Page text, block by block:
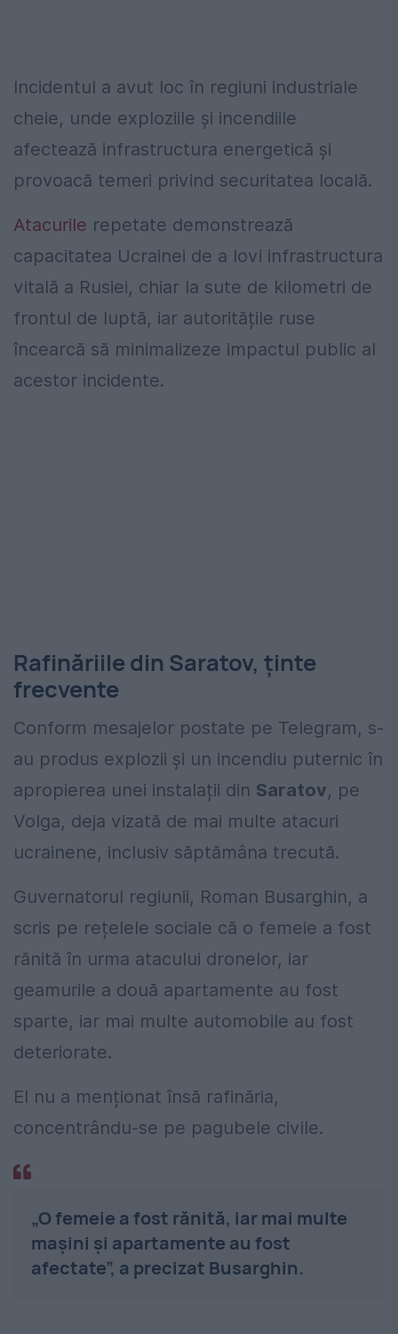
Incidentul a avut loc în regiuni industriale
cheie, unde exploziile și incendiile
afectează infrastructura energetică și
provoacă temeri privind securitatea locală.
Atacurile repetate demonstrează
capacitatea Ucrainei de a lovi infrastructura
vitală a Rusiei, chiar la sute de kilometri de
frontul de luptă, iar autoritățile ruse
încearcă să minimalizeze impactul public al
acestor incidente.
Rafinăriile din Saratov, ținte
frecvente
Conform mesajelor postate pe Telegram, s-
au produs explozii și un incendiu puternic în
apropierea unei instalații din Saratov, pe
Volga, deja vizată de mai multe atacuri
ucrainene, inclusiv săptămâna trecută.
Guvernatorul regiunii, Roman Busarghin, a
scris pe rețelele sociale că o femeie a fost
rănită în urma atacului dronelor, iar
geamurile a două apartamente au fost
sparte, iar mai multe automobile au fost
deteriorate.
El nu a menționat însă rafinăria,
concentrându-se pe pagubele civile.
„O femeie a fost rănită, iar mai multe
mașini și apartamente au fost
afectate”, a precizat Busarghin.